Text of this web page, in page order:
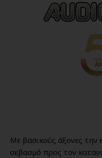
Με βασικούς άξονες την
σεβασμό προς τον